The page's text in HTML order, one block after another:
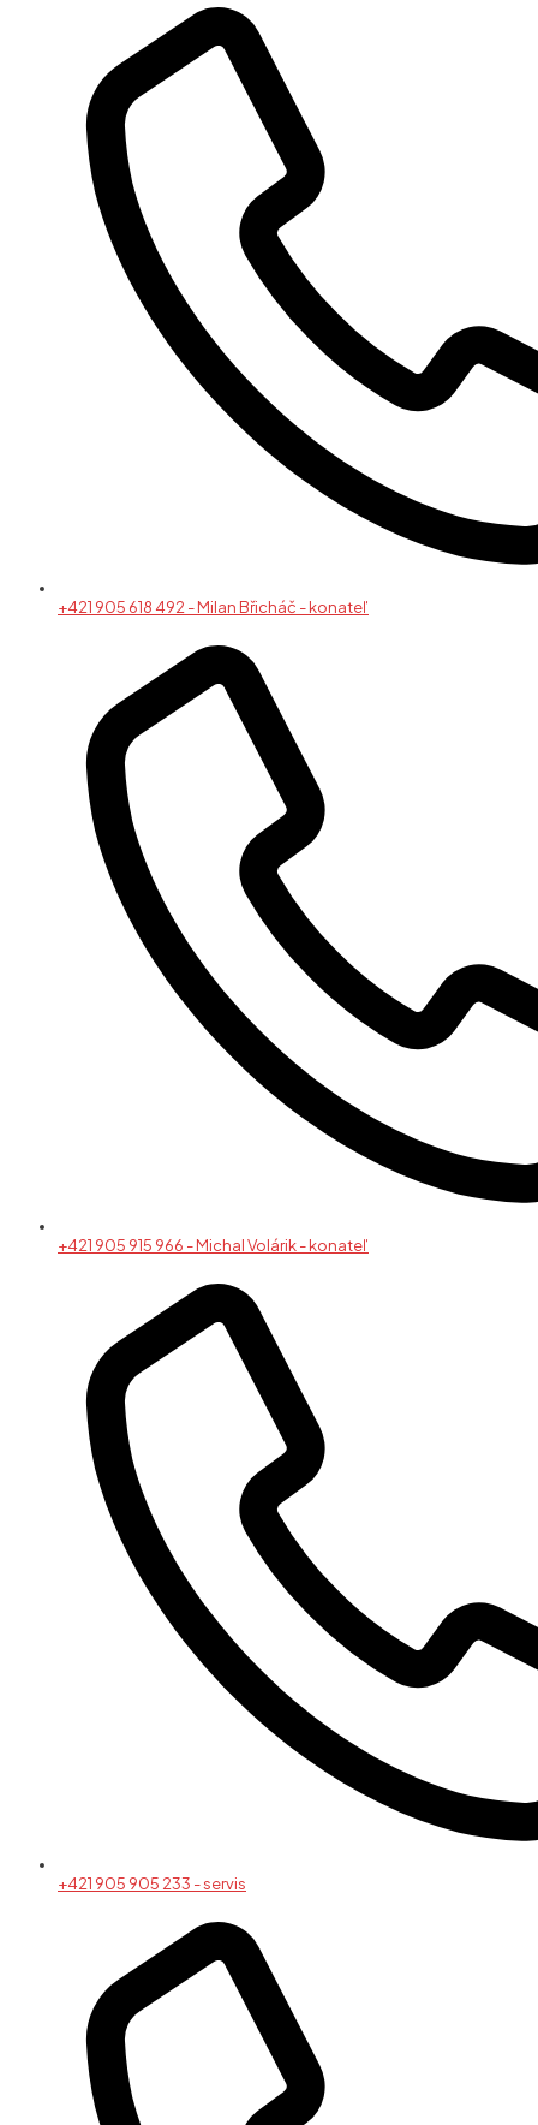
+421 905 618 492 - Milan Břicháč - konateľ
+421 905 915 966 - Michal Volárik - konateľ
+421 905 905 233 - servis